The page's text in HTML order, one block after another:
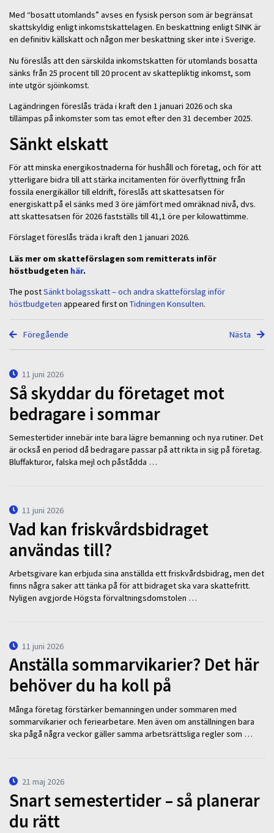
Med “bosatt utomlands” avses en fysisk person som är begränsat
skattskyldig enligt inkomstskattelagen. En beskattning enligt SINK är
en definitiv källskatt och någon mer beskattning sker inte i Sverige.
Nu föreslås att den särskilda inkomstskatten för utomlands bosatta
sänks från 25 procent till 20 procent av skattepliktig inkomst, som
inte utgör sjöinkomst.
Lagändringen föreslås träda i kraft den 1 januari 2026 och ska
tillämpas på inkomster som tas emot efter den 31 december 2025.
Sänkt elskatt
För att minska energikostnaderna för hushåll och företag, och för att
ytterligare bidra till att stärka incitamenten för överflyttning från
fossila energikällor till eldrift, föreslås att skattesatsen för
energiskatt på el sänks med 3 öre jämfört med omräknad nivå, dvs.
att skattesatsen för 2026 fastställs till 41,1 öre per kilowattimme.
Förslaget föreslås träda i kraft den 1 januari 2026.
Läs mer om skatteförslagen som remitterats inför
höstbudgeten här.
The postSänkt bolagsskatt – och andra skatteförslag inför
höstbudgeten appeared first on Tidningen Konsulten.
Föregående Nästa
11 juni 2026
Så skyddar du företaget mot
bedragare i sommar
Semestertider innebär inte bara lägre bemanning och nya rutiner. Det
är också en period då bedragare passar på att rikta in sig på företag.
Bluffakturor, falska mejl och påstådda …
11 juni 2026
Vad kan friskvårdsbidraget
användas till?
Arbetsgivare kan erbjuda sina anställda ett friskvårdsbidrag, men det
finns några saker att tänka på för att bidraget ska vara skattefritt.
Nyligen avgjorde Högsta förvaltningsdomstolen …
11 juni 2026
Anställa sommarvikarier? Det här
behöver du ha koll på
Många företag förstärker bemanningen under sommaren med
sommarvikarier och feriearbetare. Men även om anställningen bara
ska pågå några veckor gäller samma arbetsrättsliga regler som …
21 maj 2026
Snart semestertider – så planerar
du rätt